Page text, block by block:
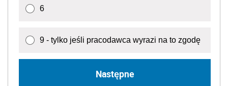
6
9 - tylko jeśli pracodawca wyrazi na to zgodę
Następne